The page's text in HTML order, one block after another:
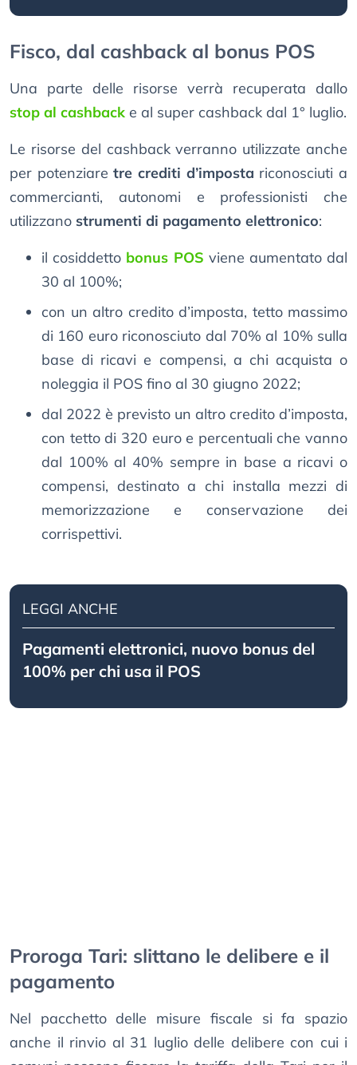
Fisco, dal cashback al bonus POS
Una parte delle risorse verrà recuperata dallo
stop al cashback e al super cashback dal 1° luglio.
Le risorse del cashback verranno utilizzate anche
per potenziaretre crediti d’imposta riconosciuti a
commercianti, autonomi e professionisti che
utilizzano strumenti di pagamento elettronico:
il cosiddetto bonus POS viene aumentato dal
30 al 100%;
con un altro credito d’imposta, tetto massimo
di 160 euro riconosciuto dal 70% al 10% sulla
base di ricavi e compensi, a chi acquista o
noleggia il POS fino al 30 giugno 2022;
dal 2022 è previsto un altro credito d’imposta,
con tetto di 320 euro e percentuali che vanno
dal 100% al 40% sempre in base a ricavi o
compensi, destinato a chi installa mezzi di
memorizzazione e conservazione dei
corrispettivi.
LEGGI ANCHE
Pagamenti elettronici, nuovo bonus del
100% per chi usa il POS
Proroga Tari: slittano le delibere e il
pagamento
Nel pacchetto delle misure fiscale si fa spazio
anche il rinvio al 31 luglio delle delibere con cui i